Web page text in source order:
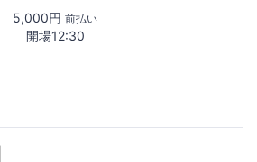
5,000円 前払い
開場12:30